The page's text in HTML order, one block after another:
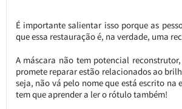
É importante salientar isso porque as
que essa restauração é, na verdade, uma
A máscara não tem potencial
promete reparar estão relacionados ao
seja, não vá pelo nome que está escrito na
tem que aprender a ler o rótulo também!